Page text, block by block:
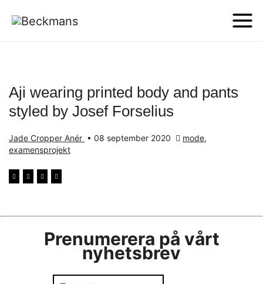
Aji wearing printed body and pants
styled by Josef Forselius
Jade Cropper Anér • 08 september 2020 mode,
examensprojekt
Prenumerera på vårt
nyhetsbrev